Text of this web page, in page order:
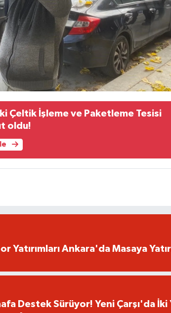
Çeltik İşleme ve Paketleme Tesisi
oldu!
Yatırımları Ankara'da Masaya
Destek Sürüyor! Yeni Çarşı'da İki